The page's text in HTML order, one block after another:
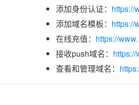
添加身份认证： https://
添加域名模板： https://
在线充值： https://
接收push域名：
查看和管理域名：